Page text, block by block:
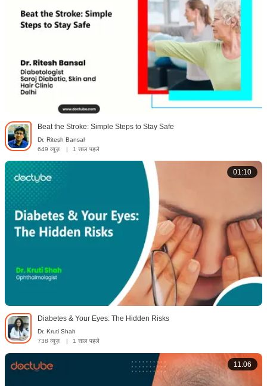
Beat the Stroke: Simple Steps to Stay Safe
Dr. Ritesh Bansal
649 व्यूज़
| 1 साल पहले
01:10
Diabetes & Your Eyes: The Hidden Risks
Dr. Kruti Shah
738 व्यूज़
1 साल पहले
11:06